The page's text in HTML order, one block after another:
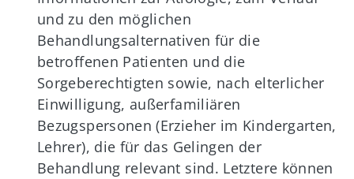
und zu den möglichen
Behandlungsalternativen für die
betroffenen Patienten und die
Sorgeberechtigten sowie, nach elterlicher
Einwilligung, außerfamiliären
Bezugspersonen (Erzieher im Kindergarten,
Lehrer), die für das Gelingen der
Behandlung relevant sind. Letztere können